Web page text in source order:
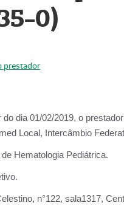
0)
prestador
do dia 01/02/2019, o prestador
Local, Intercâmbio
Hematologia Pediátrica.
n°122, sala1317,